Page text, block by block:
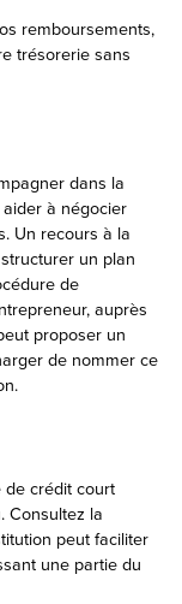
remboursements,
trésorerie sans
dans la
à négocier
Un recours à la
un plan
de
auprès
proposer un
de nommer ce
de crédit court
Consultez la
peut faciliter
une partie du